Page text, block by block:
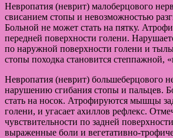
Невропатия (неврит) малоберцового
свисанием стопы и невозможностью
Больной не может стать на пятку.
передней поверхности голени.
по наружной поверхности голени и
стопы походка становится степпажной,
Невропатия (неврит) большеберцового
нарушению сгибания стопы и пальцев.
стать на носок. Атрофируются мышцы
голени, и угасает ахиллов рефлекс.
чувствительности по задней
выраженные боли и вегетативно-